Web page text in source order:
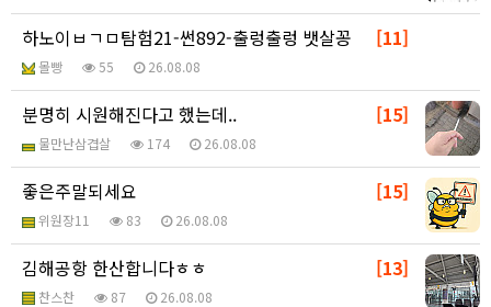
[11]
하노이ㅂㄱㅁ탐험21-썬892-출렁출렁 뱃살꽁
몰빵 55 26.08.08
[15]
분명히 시원해진다고 했는데..
물만난삼겹살 174 26.08.08
[15]
좋은주말되세요
위원장11 83 26.08.08
[13]
김해공항 한산합니다ㅎㅎ
찬스찬 87 26.08.08